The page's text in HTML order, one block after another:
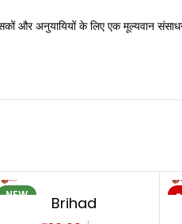
और अनुयायियों के लिए एक मूल्यवान
NEW
Brihad
Avahakadacakram
-